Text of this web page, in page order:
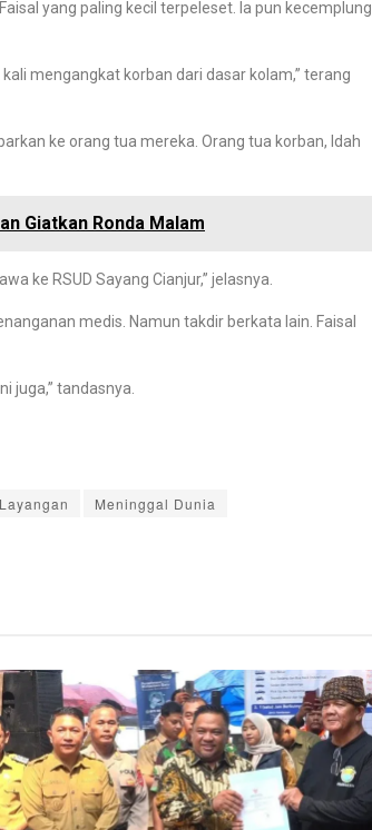
yang paling kecil terpeleset. Ia pun kecemplung
mengangkat korban dari dasar kolam,” terang
ke orang tua mereka. Orang tua korban, Idah
Giatkan Ronda Malam
ke RSUD Sayang Cianjur,” jelasnya.
medis. Namun takdir berkata lain. Faisal
juga,” tandasnya.
Layangan Meninggal Dunia